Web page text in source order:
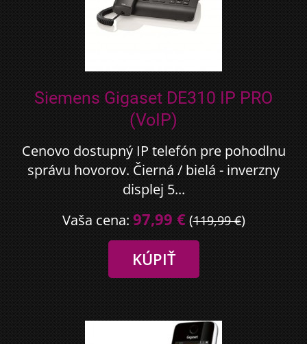
Siemens Gigaset DE310 IP PRO
(VoIP)
Cenovo dostupný IP telefón pre pohodlnu
správu hovorov. Čierná / bielá - inverzny
displej 5...
Vaša cena: 97,99 € (119,99 €)